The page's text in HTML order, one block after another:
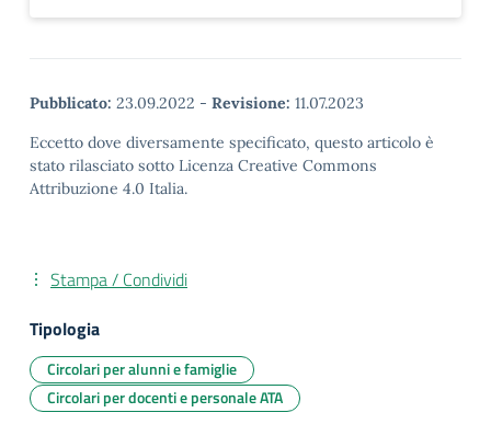
Pubblicato: 23.09.2022 - Revisione: 11.07.2023
Eccetto dove diversamente specificato, questo articolo è
stato rilasciato sotto Licenza Creative Commons
Attribuzione 4.0 Italia.
Stampa / Condividi
Tipologia
Circolari per alunni e famiglie
Circolari per docenti e personale ATA